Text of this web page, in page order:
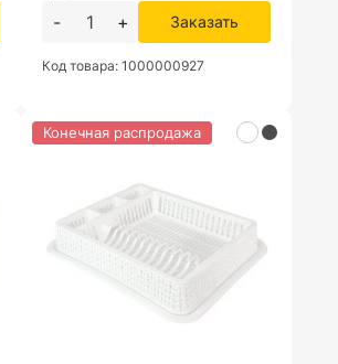
- + Заказать
Код товара: 1000000927
Конечная распродажа